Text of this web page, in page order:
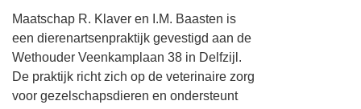
Maatschap R. Klaver en I.M. Baasten is
een dierenartsenpraktijk gevestigd aan de
Wethouder Veenkamplaan 38 in Delfzijl.
De praktijk richt zich op de veterinaire zorg
voor gezelschapsdieren en ondersteunt